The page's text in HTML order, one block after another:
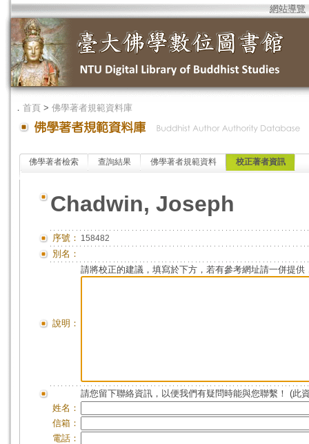
網站導覽
． 首頁 > 佛學著者規範資料庫
佛學著者檢索 查詢結果 佛學著者規範資料 校正著者資訊
Chadwin, Joseph
序號： 158482
別名：
說明：
請將校正的建議，填寫於下方，若有參考網址請一併提供
請您留下聯絡資訊，以便我們有疑問時能與您聯繫！ (此
姓名：
信箱：
電話：